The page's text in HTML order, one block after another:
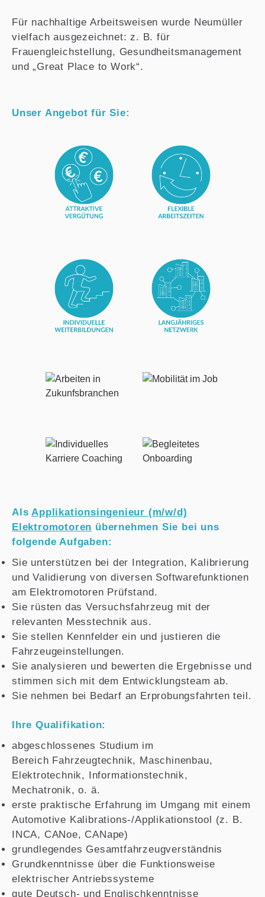
Für nachhaltige Arbeitsweisen wurde Neumüller
vielfach ausgezeichnet: z. B. für
Frauengleichstellung, Gesundheitsmanagement
und „Great Place to Work“.
Unser Angebot für Sie:
Als Applikationsingenieur (m/w/d)
Elektromotoren übernehmen Sie bei uns
folgende Aufgaben:
Sie unterstützen bei der Integration, Kalibrierung
und Validierung von diversen Softwarefunktionen
am Elektromotoren Prüfstand.
Sie rüsten das Versuchsfahrzeug mit der
relevanten Messtechnik aus.
Sie stellen Kennfelder ein und justieren die
Fahrzeugeinstellungen.
Sie analysieren und bewerten die Ergebnisse und
stimmen sich mit dem Entwicklungsteam ab.
Sie nehmen bei Bedarf an Erprobungsfahrten teil.
Ihre Qualifikation:
abgeschlossenes Studium im
Bereich Fahrzeugtechnik, Maschinenbau,
Elektrotechnik, Informationstechnik,
Mechatronik, o. ä.
erste praktische Erfahrung im Umgang mit einem
Automotive Kalibrations-/Applikationstool (z. B.
INCA, CANoe, CANape)
grundlegendes Gesamtfahrzeugverständnis
Grundkenntnisse über die Funktionsweise
elektrischer Antriebssysteme
gute Deutsch- und Englischkenntnisse